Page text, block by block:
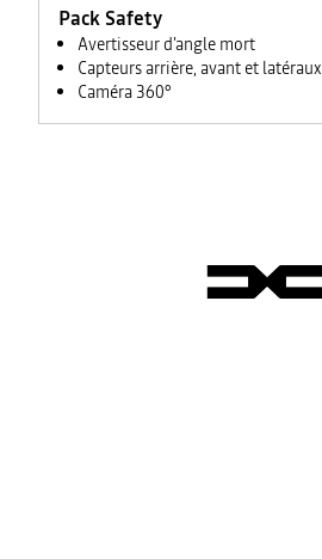
Pack Safety
Avertisseur d'angle mort
Capteurs arrière, avant et latéraux
Caméra 360°